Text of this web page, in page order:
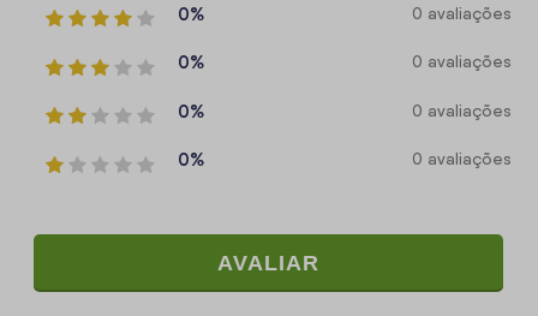
0% 0 avaliações
0% 0 avaliações
0% 0 avaliações
0% 0 avaliações
AVALIAR